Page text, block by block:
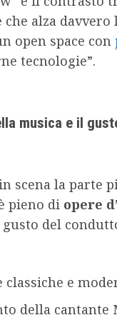
che alza
open space con
tecnologie”.
musica e il
scena la parte
pieno di opere
del
classiche e
della cantante